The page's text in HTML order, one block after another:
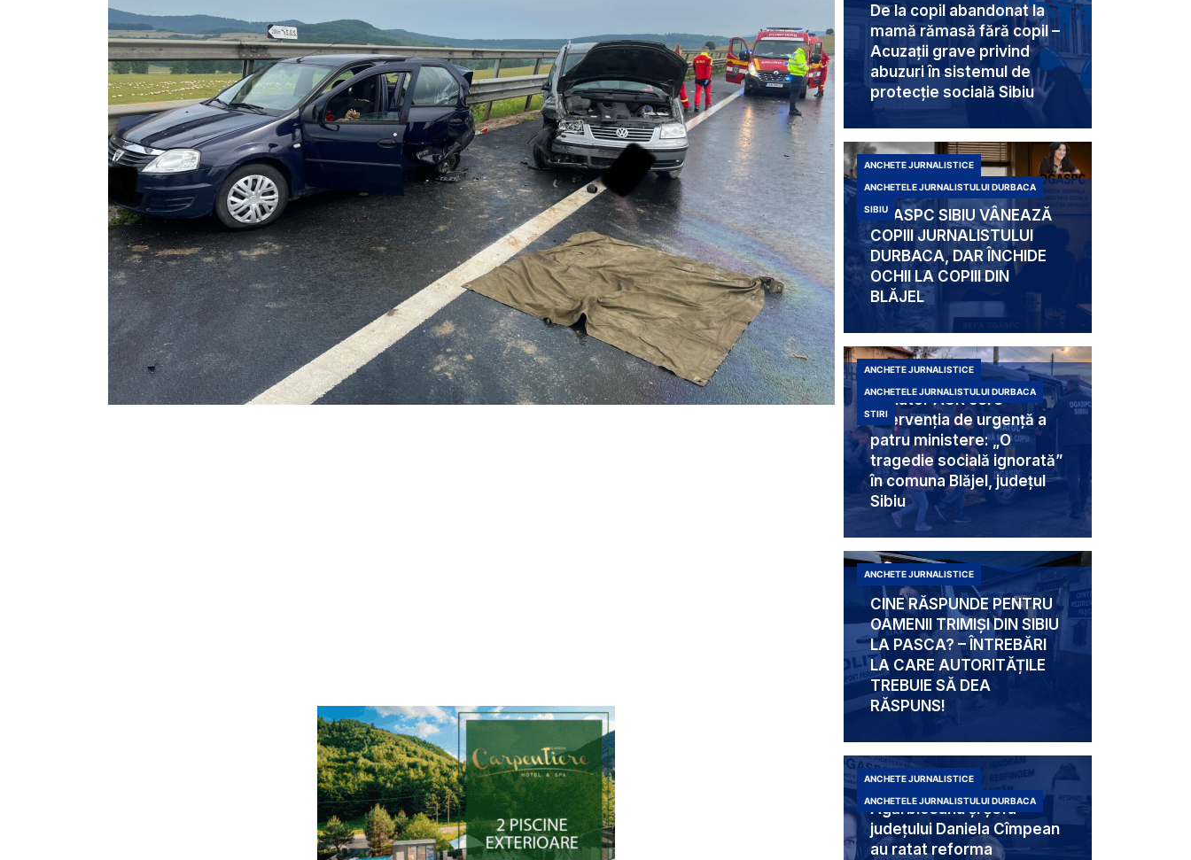
De la copil abandonat la
mamă rămasă fără copil –
Acuzații grave privind
abuzuri în sistemul de
protecție socială Sibiu
DGASPC SIBIU VÂNEAZĂ
COPIII JURNALISTULUI
DURBACA, DAR ÎNCHIDE
OCHII LA COPIII DIN
BLĂJEL
ANCHETE JURNALISTICE
ANCHETELE JURNALISTULUI DURBACA
SIBIU
Senator AUR cere
intervenția de urgență a
patru ministere: „O
tragedie socială ignorată”
în comuna Blăjel, județul
Sibiu
ANCHETE JURNALISTICE
ANCHETELE JURNALISTULUI DURBACA
STIRI
CINE RĂSPUNDE PENTRU
OAMENII TRIMIȘI DIN SIBIU
LA PASCA? – ÎNTREBĂRI
LA CARE AUTORITĂȚILE
TREBUIE SĂ DEA
RĂSPUNS!
ANCHETE JURNALISTICE
Agărbiceanu și șefa
județului Daniela Cîmpean
au ratat reforma
ANCHETE JURNALISTICE
ANCHETELE JURNALISTULUI DURBACA